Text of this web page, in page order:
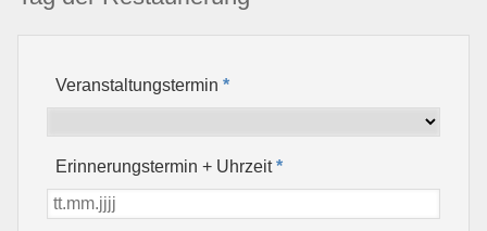
Veranstaltungstermin*
Erinnerungstermin + Uhrzeit*